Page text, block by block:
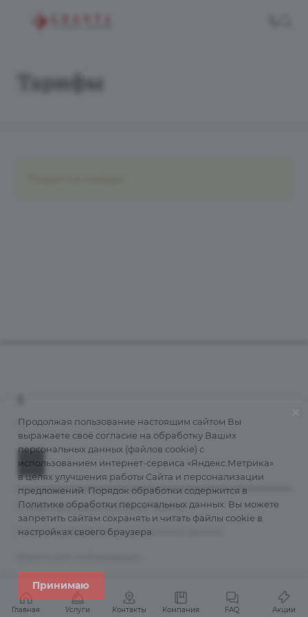
Тарифы
Контакты
Документы
Лицензии
История
Информация для клиентов
Порядок подачи обращений
Карта сайта
Рейтинги
Реестр агентов
info@grantains.ru
© 2026 Страховая компания "Гранта"
Политика обработки персональных данных
Главная Услуги Контакты Компания FAQ Акции
Продолжая пользование настоящим сайтом Вы
выражаете своё согласие на обработку Ваших
персональных данных (файлов cookie) с
использованием интернет-сервиса «Яндекс.Метрика»
в целях улучшения работы Сайта и персонализации
предложений. Порядок обработки содержится в
Политике обработки персональных данных . Вы можете
запретить сайтам сохранять и читать файлы cookie в
настройках своего браузера.
Принимаю